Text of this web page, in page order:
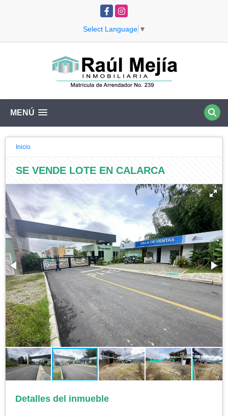
FacebookInstagram
Select Language ▼
MENÚ
Inicio
SE VENDE LOTE EN CALARCA
Detalles del inmueble